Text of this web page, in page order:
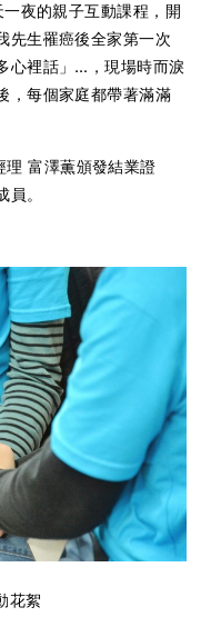
夜的親子互動課程，開
先生罹癌後全家第一次
心裡話」…，現場時而淚
，每個家庭都帶著滿滿
富澤薫頒發結業證
。
花絮